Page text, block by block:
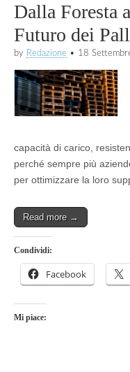
Dalla Foresta
Futuro dei
by Redazione • 18
capacità di carico,
perché sempre più
per ottimizzare la loro
Read more →
Condividi:
Facebook
Mi piace: